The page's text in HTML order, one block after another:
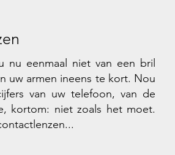
nu eenmaal niet van een bril
uw armen ineens te kort. Nou
van uw telefoon, van de
kortom: niet zoals het moet.